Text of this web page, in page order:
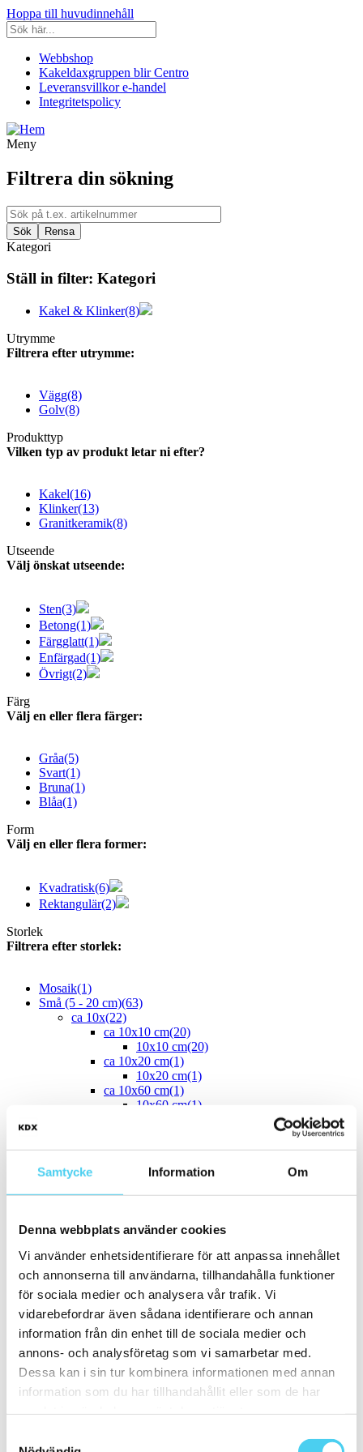
Samtycke Information Om
Denna webbplats använder cookies
Vi använder enhetsidentifierare för att anpassa innehållet
och annonserna till användarna, tillhandahålla funktioner
för sociala medier och analysera vår trafik. Vi
vidarebefordrar även sådana identifierare och annan
information från din enhet till de sociala medier och
annons- och analysföretag som vi samarbetar med.
Dessa kan i sin tur kombinera informationen med annan
information som du har tillhandahållit eller som de har
Hoppa till huvudinnehåll
Webbshop
Kakeldaxgruppen blir Centro
Leveransvillkor e-handel
Integritetspolicy
Meny
Filtrera din sökning
Kategori
Ställ in filter: Kategori
Kakel & Klinker(8)
Utrymme
Filtrera efter utrymme:
Vägg(8)
Golv(8)
Produkttyp
Vilken typ av produkt letar ni efter?
Kakel(16)
Klinker(13)
Granitkeramik(8)
Utseende
Välj önskat utseende:
Sten(3)
Betong(1)
Färgglatt(1)
Enfärgad(1)
Övrigt(2)
Färg
Välj en eller flera färger:
Gråa(5)
Svart(1)
Bruna(1)
Blåa(1)
Form
Välj en eller flera former:
Kvadratisk(6)
Rektangulär(2)
Storlek
Filtrera efter storlek:
Mosaik(1)
Små (5 - 20 cm)(63)
ca 10x(22)
ca 10x10 cm(20)
10x10 cm(20)
ca 10x20 cm(1)
10x20 cm(1)
ca 10x60 cm(1)
10x60 cm(1)
15x15 cm(34)
15x60 cm(1)
ca 20x(7)
20x10 cm(1)
ca 20x60 cm(1)
Mellan (25 - 50 cm)(22)
ca 30x(21)
ca 30x30 cm(10)
ca 30x60 cm(11)
30x60 cm(11)
ca 50x (1)
Stora (60 - 120 cm)(15)
ca 60x(15)